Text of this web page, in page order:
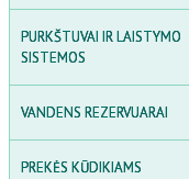
PURKŠTUVAI IR LAISTYMO
SISTEMOS
VANDENS REZERVUARAI
PREKĖS KŪDIKIAMS